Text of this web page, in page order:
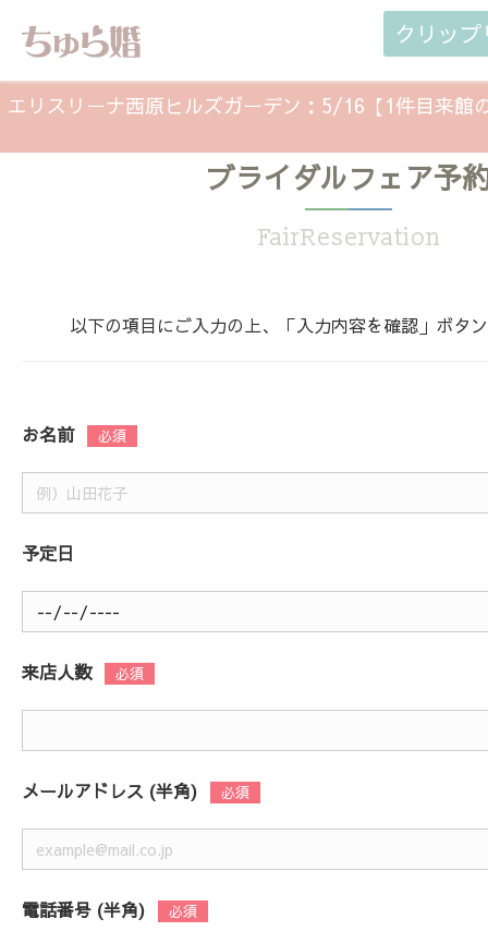
クリッ
エリスリーナ西原ヒルズガーデン：5/16【1件目来館
1stステップ安心サポートフェア（2026
ブライダルフェア予
FairReservation
以下の項目にご入力の上、「入力内容を確認」ボタ
お名前
予定日
来店人数
メールアドレス (半角)
電話番号 (半角)